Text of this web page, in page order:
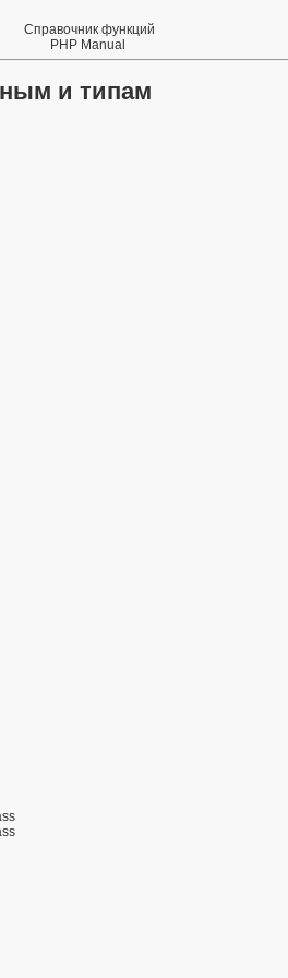
Справочник функций
PHP Manual
и типам